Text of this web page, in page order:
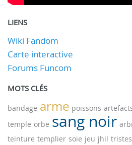
LIENS
Wiki Fandom
Carte interactive
Forums Funcom
MOTS CLÉS
bandage arme poissons
temple orbe sang noir
teinture templier soie jeu jhil